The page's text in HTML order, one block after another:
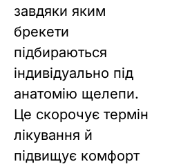
завдяки яким
брекети
підбираються
індивідуально під
анатомію щелепи.
Це скорочує термін
лікування й
підвищує комфорт